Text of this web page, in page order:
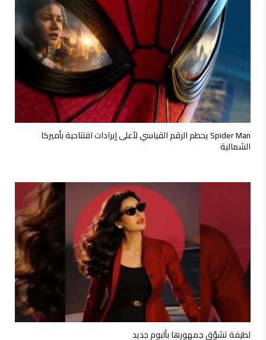
Spider Man يحطم الرقم القياسي لأعلى إيرادات افتتاحية بأميركا
الشمالية
لطيفة تشوّق جمهورها بألبوم جديد